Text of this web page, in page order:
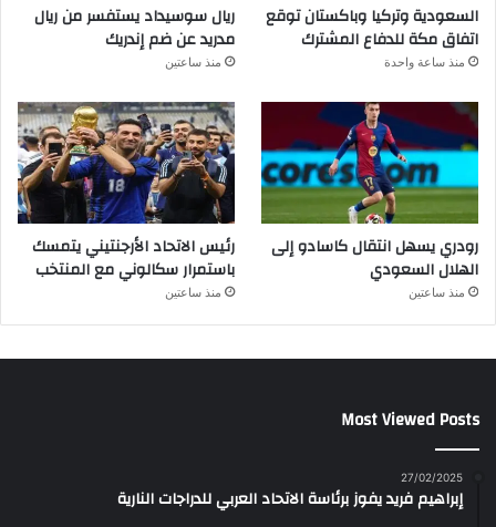
السعودية وتركيا وباكستان توقع
اتفاق مكة للدفاع المشترك
منذ ساعة واحدة
ريال سوسيداد يستفسر من ريال
مدريد عن ضم إندريك
منذ ساعتين
رودري يسهل انتقال كاسادو إلى
الهلال السعودي
منذ ساعتين
رئيس الاتحاد الأرجنتيني يتمسك
باستمرار سكالوني مع المنتخب
منذ ساعتين
Most Viewed Posts
27/02/2025
إبراهيم فريد يفوز برئاسة الاتحاد العربي للدراجات النارية